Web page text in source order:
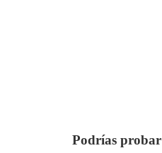
Podrías probar